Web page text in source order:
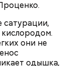
сатурации,
они не
одышка,
19 декабря
об
аджика
на зиму